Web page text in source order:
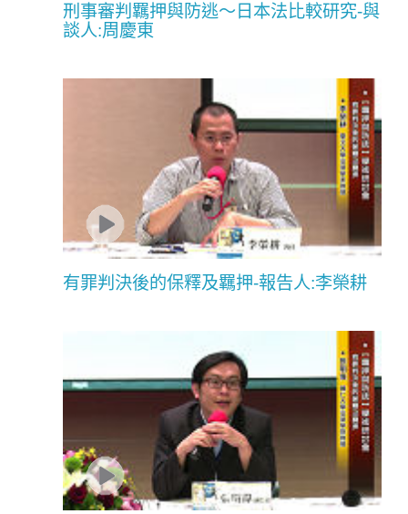
刑事審判羈押與防逃〜日本法比較研究-與
談人:周慶東
有罪判決後的保釋及羈押-報告人:李榮耕